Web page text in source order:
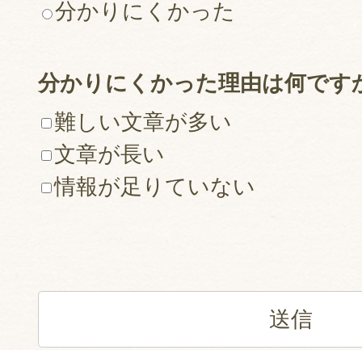
分かりにくかった
分かりにくかった理由は何です
難しい文章が多い
文章が長い
情報が足りていない